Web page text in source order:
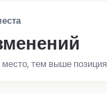
тем выше позиция